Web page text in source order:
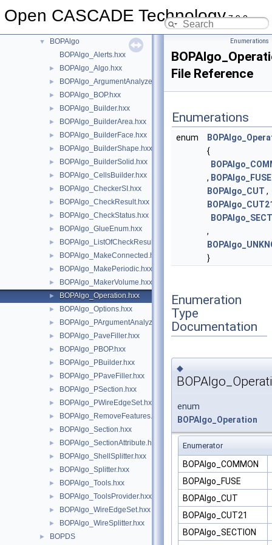
Open CASCADE Technology7.9.0
► Bnd
▼
BOPAlgo
BOPAlgo_Alerts.hxx
► BOPAlgo_Algo.hxx
► BOPAlgo_ArgumentAnalyzer.hxx
► BOPAlgo_BOP.hxx
► BOPAlgo_Builder.hxx
► BOPAlgo_BuilderArea.hxx
► BOPAlgo_BuilderFace.hxx
► BOPAlgo_BuilderShape.hxx
► BOPAlgo_BuilderSolid.hxx
► BOPAlgo_CellsBuilder.hxx
► BOPAlgo_CheckerSI.hxx
► BOPAlgo_CheckResult.hxx
► BOPAlgo_CheckStatus.hxx
► BOPAlgo_GlueEnum.hxx
► BOPAlgo_ListOfCheckResult.hxx
► BOPAlgo_MakeConnected.hxx
► BOPAlgo_MakePeriodic.hxx
► BOPAlgo_MakerVolume.hxx
► BOPAlgo_Operation.hxx
► BOPAlgo_Options.hxx
► BOPAlgo_PArgumentAnalyzer.hxx
► BOPAlgo_PaveFiller.hxx
► BOPAlgo_PBOP.hxx
► BOPAlgo_PBuilder.hxx
► BOPAlgo_PPaveFiller.hxx
► BOPAlgo_PSection.hxx
► BOPAlgo_PWireEdgeSet.hxx
► BOPAlgo_RemoveFeatures.hxx
► BOPAlgo_Section.hxx
► BOPAlgo_SectionAttribute.hxx
► BOPAlgo_ShellSplitter.hxx
► BOPAlgo_Splitter.hxx
► BOPAlgo_Tools.hxx
► BOPAlgo_ToolsProvider.hxx
► BOPAlgo_WireEdgeSet.hxx
► BOPAlgo_WireSplitter.hxx
► BOPDS
Enumerations
File Reference
Enumerations
enum
{
, BOPAlgo_FUSE
BOPAlgo_CUT ,
,
}
Enumeration
Type
Documentation
◆
enum
BOPAlgo_Operation
Enumerator
BOPAlgo_COMMON
BOPAlgo_FUSE
BOPAlgo_CUT
BOPAlgo_CUT21
BOPAlgo_SECTION